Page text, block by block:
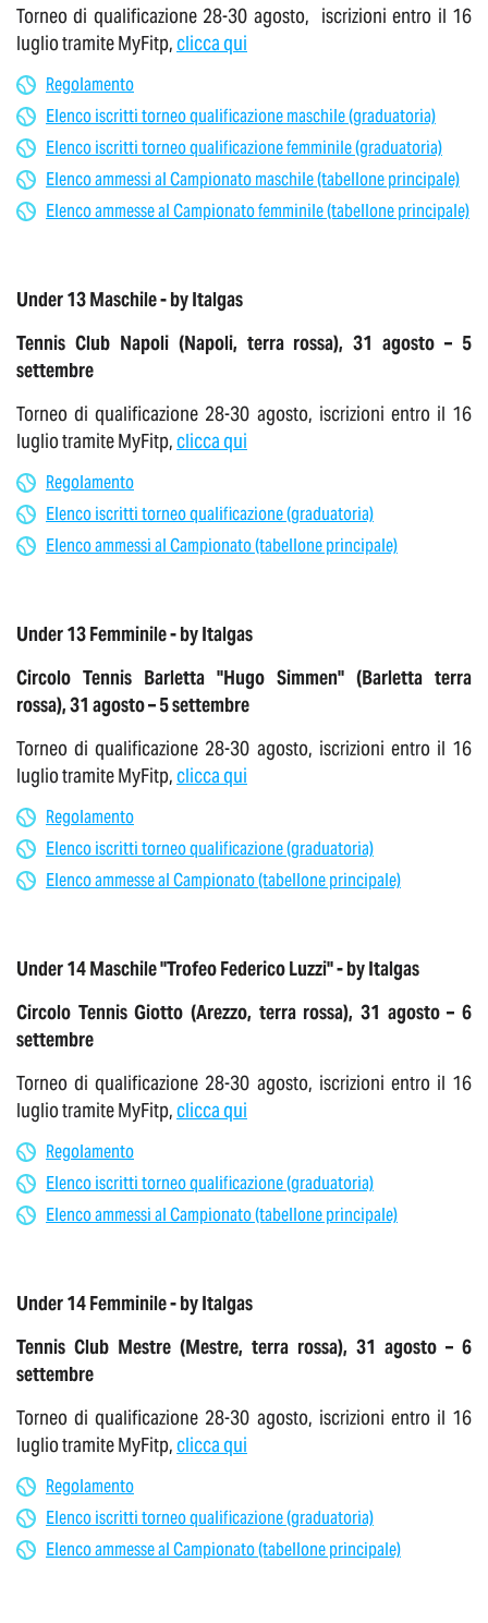
Torneo di qualificazione 28-30 agosto, iscrizioni entro il 16
luglio tramite MyFitp,clicca qui
Regolamento
Elenco iscritti torneo qualificazione maschile (graduatoria)
Elenco iscritti torneo qualificazione femminile (graduatoria)
Elenco ammessi al Campionato maschile (tabellone principale)
Elenco ammesse al Campionato femminile (tabellone principale)
Under 13 Maschile - by Italgas
Tennis Club Napoli (Napoli, terra rossa), 31 agosto – 5
settembre
Torneo di qualificazione 28-30 agosto, iscrizioni entro il 16
luglio tramite MyFitp,clicca qui
Regolamento
Elenco iscritti torneo qualificazione (graduatoria)
Elenco ammessi al Campionato (tabellone principale)
Under 13 Femminile - by Italgas
Circolo Tennis Barletta "Hugo Simmen" (Barletta terra
rossa), 31 agosto – 5 settembre
Torneo di qualificazione 28-30 agosto, iscrizioni entro il 16
luglio tramite MyFitp,clicca qui
Regolamento
Elenco iscritti torneo qualificazione (graduatoria)
Elenco ammesse al Campionato (tabellone principale)
Under 14 Maschile "Trofeo Federico Luzzi" - by Italgas
Circolo Tennis Giotto (Arezzo, terra rossa), 31 agosto – 6
settembre
Torneo di qualificazione 28-30 agosto, iscrizioni entro il 16
luglio tramite MyFitp,clicca qui
Regolamento
Elenco iscritti torneo qualificazione (graduatoria)
Elenco ammessi al Campionato (tabellone principale)
Under 14 Femminile - by Italgas
Tennis Club Mestre (Mestre, terra rossa), 31 agosto – 6
settembre
Torneo di qualificazione 28-30 agosto, iscrizioni entro il 16
luglio tramite MyFitp,clicca qui
Regolamento
Elenco iscritti torneo qualificazione (graduatoria)
Elenco ammesse al Campionato (tabellone principale)